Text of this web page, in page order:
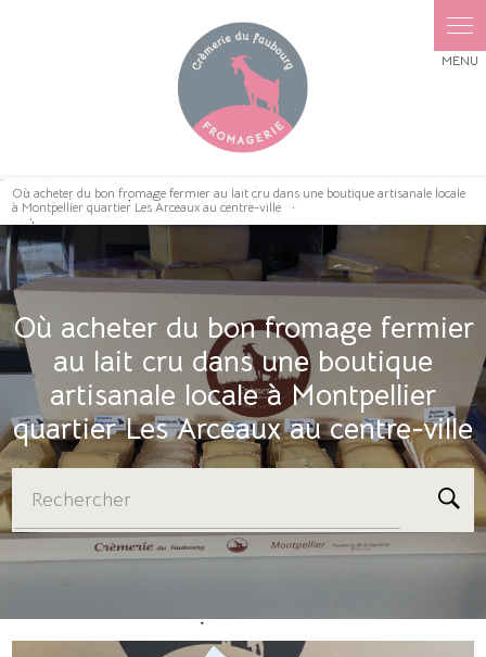
Où acheter du bon fromage fermier au lait cru dans une boutique artisanale locale
à Montpellier quartier Les Arceaux au centre-ville
Où acheter du bon fromage fermier
au lait cru dans une boutique
artisanale locale à Montpellier
quartier Les Arceaux au centre-ville
Rechercher